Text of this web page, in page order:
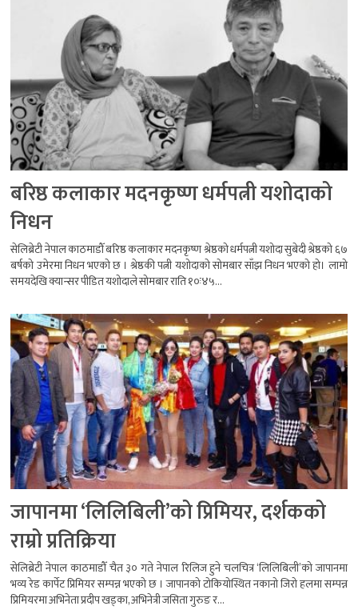
बरिष्ठ कलाकार मदनकृष्ण धर्मपत्नी यशोदाको
निधन
सेलिब्रेटी नेपाल काठमाडौँ बरिष्ठ कलाकार मदनकृष्ण श्रेष्ठको धर्मपत्नी यशोदा सुबेदी श्रेष्ठको ६७
बर्षको उमेरमा निधन भएको छ । श्रेष्ठकी पत्नी यशोदाको सोमबार साँझ निधन भएको हो। लामो
समयदेखि क्यान्सर पीडित यशोदाले सोमबार राति १०ः४५...
जापानमा ‘लिलिबिली’को प्रिमियर, दर्शकको
राम्रो प्रतिक्रिया
सेलिब्रेटी नेपाल काठमाडौँ चैत ३० गते नेपाल रिलिज हुने चलचित्र ‘लिलिबिली’को जापानमा
भव्य रेड कार्पेट प्रिमियर सम्पन्न भएको छ । जापानको टोकियोस्थित नकानो जिरो हलमा सम्पन्न
प्रिमियरमा अभिनेता प्रदीप खड्का, अभिनेत्री जसिता गुरुङ र...